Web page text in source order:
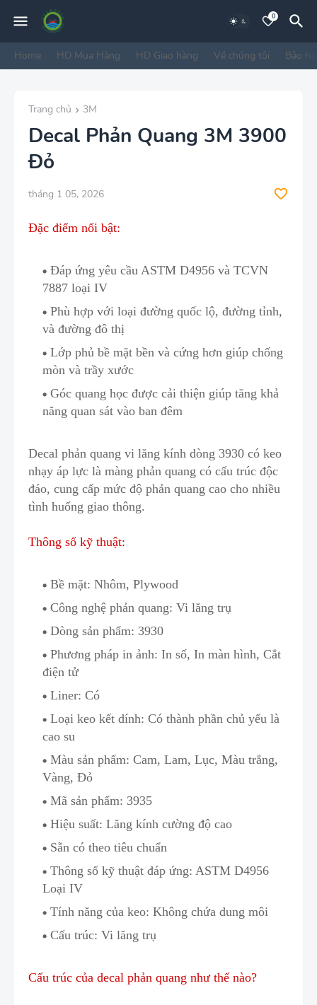
0
Home HD Mua Hàng HD Giao hàng Về chúng tôi Bảo
Trang chủ 3M
Decal Phản Quang 3M 3900
Đỏ
tháng 1 05, 2026
Đặc điểm nổi bật:
Đáp ứng yêu cầu ASTM D4956 và TCVN
7887 loại IV
Phù hợp với loại đường quốc lộ, đường tỉnh,
và đường đô thị
Lớp phủ bề mặt bền và cứng hơn giúp chống
mòn và trầy xước
Góc quang học được cải thiện giúp tăng khả
năng quan sát vào ban đêm
Decal phản quang vi lăng kính dòng 3930 có keo
nhạy áp lực là màng phản quang có cấu trúc độc
đáo, cung cấp mức độ phản quang cao cho nhiều
tình huống giao thông.
Thông số kỹ thuật:
Bề mặt: Nhôm, Plywood
Công nghệ phản quang: Vi lăng trụ
Dòng sản phẩm: 3930
Phương pháp in ảnh: In số, In màn hình, Cắt
điện tử
Liner: Có
Loại keo kết dính: Có thành phần chủ yếu là
cao su
Màu sản phẩm: Cam, Lam, Lục, Màu trắng,
Vàng, Đỏ
Mã sản phẩm: 3935
Hiệu suất: Lăng kính cường độ cao
Sẵn có theo tiêu chuẩn
Thông số kỹ thuật đáp ứng: ASTM D4956
Loại IV
Tính năng của keo: Không chứa dung môi
Cấu trúc: Vi lăng trụ
Cấu trúc của decal phản quang như thế nào?